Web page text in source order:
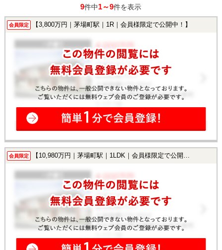
9件中1～9件を表示
会員限定 【3,800万円｜茅場町駅｜1R｜会員様限定で公開中！】
会員限定 【10,980万円｜茅場町駅｜1LDK｜会員様限定で公開中！】